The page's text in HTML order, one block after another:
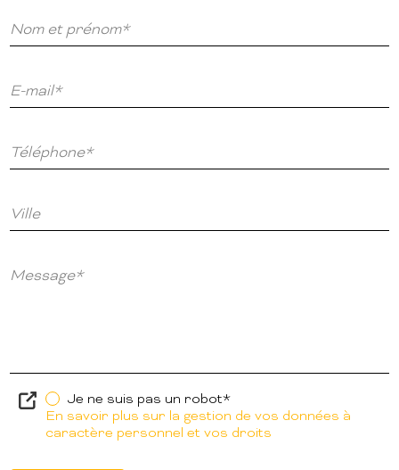
Nom et prénom*
E-mail*
Téléphone*
Ville
Message*
Je ne suis pas un robot*
En savoir plus sur la gestion de vos données à
caractère personnel et vos droits